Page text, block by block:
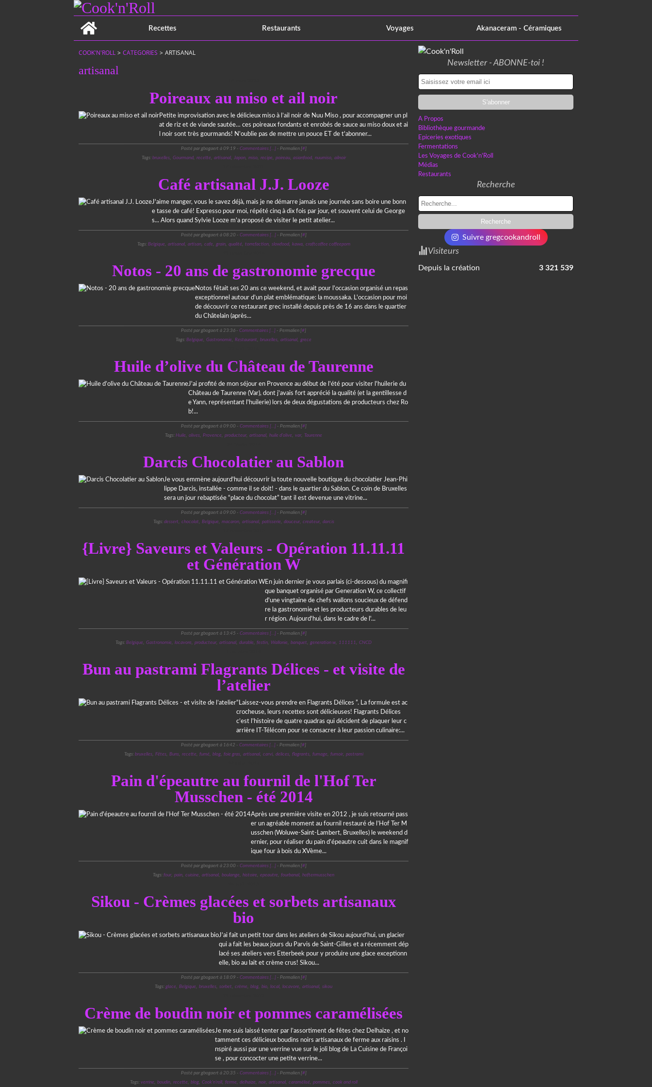
Recettes
Restaurants Voyages Akanaceram - Céramiques
COOK'N'ROLL > CATEGORIES > ARTISANAL
artisanal
Poireaux au miso et ail noir
Petite improvisation avec le délicieux miso à l’ail noir de Nuu Miso , pour accompagner un pl
at de riz et de viande sautée… ces poireaux fondants et enrobés de sauce au miso doux et ai
l noir sont très gourmands! N'oublie pas de mettre un pouce ET de t'abonner...
Posté par gbogaert à 09:19 - Commentaires […]- Permalien [#]
Tags: bruxelles, Gourmand, recette, artisanal, Japon, miso, recipe, poireau, asianfood, nuumiso, ailnoir
Café artisanal J.J. Looze
J'aime manger, vous le savez déjà, mais je ne démarre jamais une journée sans boire une bonn
e tasse de café! Expresso pour moi, répété cinq à dix fois par jour, et souvent celui de George
s... Alors quand Sylvie Looze m'a proposé de visiter le petit atelier...
Posté par gbogaert à 08:20 - Commentaires […]- Permalien [#]
Tags: Belgique, artisanal, artisan, cafe, grain, qualité, torrefaction, slowfood, kawa, craftcoffee coffeeporn
Notos - 20 ans de gastronomie grecque
Notos fêtait ses 20 ans ce weekend, et avait pour l'occasion organisé un repas
exceptionnel autour d’un plat emblématique: la moussaka. L'occasion pour moi
de découvrir ce restaurant grec installé depuis près de 16 ans dans le quartier
du Châtelain (après...
Posté par gbogaert à 23:36 - Commentaires […] - Permalien [#]
Tags: Belgique, Gastronomie, Restaurant, bruxelles, artisanal, grece
Huile d’olive du Château de Taurenne
J'ai profité de mon séjour en Provence au début de l'été pour visiter l'huilerie du
Château de Taurenne (Var), dont j'avais fort apprécié la qualité (et la gentillesse d
e Yann, représentant l'huilerie) lors de deux dégustations de producteurs chez Ro
b!...
Posté par gbogaert à 09:00 - Commentaires […]- Permalien [#]
Tags: Huile, olives, Provence, producteur, artisanal, huile d'olive, var, Taurenne
Darcis Chocolatier au Sablon
Je vous emmène aujourd'hui découvrir la toute nouvelle boutique du chocolatier Jean-Phi
lippe Darcis, installée - comme il se doit! - dans le quartier du Sablon. Ce coin de Bruxelles
sera un jour rebaptisée “place du chocolat” tant il est devenue une vitrine...
Posté par gbogaert à 09:00 - Commentaires […]- Permalien [#]
Tags: dessert, chocolat, Belgique, macaron, artisanal, patisserie, douceur, createur, darcis
{Livre} Saveurs et Valeurs - Opération 11.11.11
et Génération W
En juin dernier je vous parlais (ci-dessous) du magnifi
que banquet organisé par Generation W, ce collectif
d'une vingtaine de chefs wallons soucieux de défend
re la gastronomie et les producteurs durables de leu
r région. Aujourd'hui, dans le cadre de l'...
Posté par gbogaert à 13:45 - Commentaires […]- Permalien [#]
Tags: Belgique, Gastronomie, locavore, producteur, artisanal, durable, festin, Wallonie, banquet, generation w, 111111, CNCD
Bun au pastrami Flagrants Délices - et visite de
l’atelier
“Laissez-vous prendre en Flagrants Délices ”. La formule est ac
crocheuse, leurs recettes sont délicieuses! Flagrants Délices
c’est l’histoire de quatre quadras qui décident de plaquer leur c
arrière IT-Télécom pour se consacrer à leur passion culinaire:...
Posté par gbogaert à 16:42 - Commentaires […] - Permalien [#]
Tags: bruxelles, Fêtes, Buns, recette, fumé, blog, foie gras, artisanal, carvi, delices, flagrants, fumage, fumoir, pastrami
Pain d'épeautre au fournil de l'Hof Ter
Musschen - été 2014
Après une première visite en 2012 , je suis retourné pass
er un agréable moment au fournil restauré de l’Hof Ter M
usschen (Woluwe-Saint-Lambert, Bruxelles) le weekend d
ernier, pour réaliser du pain d’épeautre cuit dans le magnif
ique four à bois du XVème...
Posté par gbogaert à 23:00 - Commentaires […]- Permalien [#]
Tags: four, pain, cuisine, artisanal, boulange, histoire, epeautre, fourbanal, hoftermusschen
Sikou - Crèmes glacées et sorbets artisanaux
bio
J’ai fait un petit tour dans les ateliers de Sikou aujourd’hui, un glacier
qui a fait les beaux jours du Parvis de Saint-Gilles et a récemment dép
lacé ses ateliers vers Etterbeek pour y produire une glace exceptionn
elle, bio au lait et crème crus! Sikou...
Posté par gbogaert à 18:09 - Commentaires […]- Permalien [#]
Tags: glace, Belgique, bruxelles, sorbet, crème, blog, bio, local, locavore, artisanal, sikou
Crème de boudin noir et pommes caramélisées
Je me suis laissé tenter par l’assortiment de fêtes chez Delhaize , et no
tamment ces délicieux boudins noirs artisanaux de ferme aux raisins . I
nspiré aussi par une verrine vue sur le joli blog de La Cuisine de Françoi
se , pour concocter une petite verrine...
Posté par gbogaert à 20:35 - Commentaires […]- Permalien [#]
Tags: verrine, boudin, recette, blog, Cook'n'roll, ferme, delhaize, noir, artisanal, caramélisé, pommes, cook and roll
Newsletter - ABONNE-toi !
A Propos
Bibliothèque gourmande
Epiceries exotiques
Fermentations
Les Voyages de Cook'n'Roll
Médias
Restaurants
Recherche
Suivre gregcookandroll
Visiteurs
Depuis la création 3 321 539